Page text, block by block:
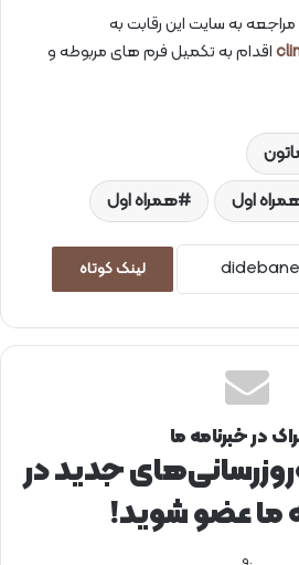
به سایت این رقابت به
اقدام به تکمیل فرم های مربوطه و
اول
همراه اول
لینک کوتاه
در خبرنامه ما
جدید در
ما عضو شوید!
.و